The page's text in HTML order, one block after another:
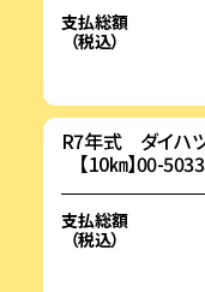
支払総額
（税込）
R7年式 ダイハ
【10㎞】00-5033
支払総額
（税込）